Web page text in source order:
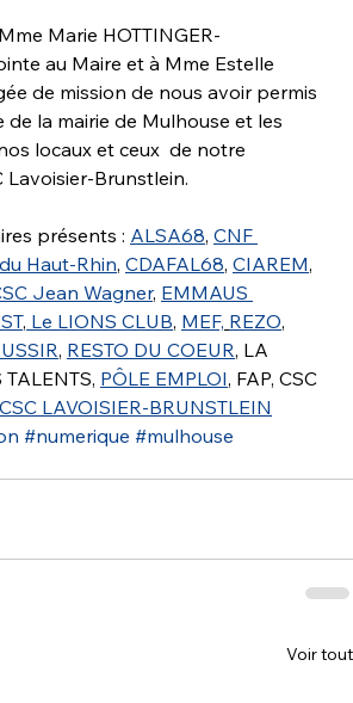
Marie HOTTINGER-
au Maire et à Mme Estelle
de mission de nous avoir permis
de la mairie de Mulhouse et les
locaux et ceux  de notre
Lavoisier-Brunstlein.
présents : ALSA68, CNF
Haut-Rhin, CDAFAL68, CIAREM,
Jean Wagner, EMMAUS
, Le LIONS CLUB, MEF, REZO,
, RESTO DU COEUR, LA
TALENTS, PÔLE EMPLOI, FAP, CSC
CSC LAVOISIER-BRUNSTLEIN
#numerique #mulhouse
Voir tout